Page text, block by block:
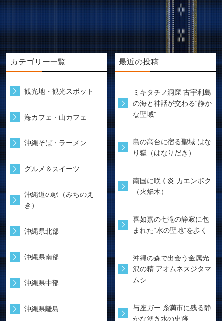
カテゴリー一覧
観光地・観光スポット
海カフェ・山カフェ
沖縄そば・ラーメン
グルメ＆スイーツ
沖縄道の駅（みちのえ
き）
沖縄県北部
沖縄県南部
沖縄県中部
沖縄県離島
最近の投稿
ミキタチノ洞窟 古宇利島
の海と神話が交わる“静か
な聖域”
島の高台に宿る聖域 はな
り嶽（はなりだき）
南国に咲く炎 カエンボク
（火焔木）
喜如嘉の七滝の静寂に包
まれた“水の聖地”を歩く
沖縄の森で出会う金属光
沢の精 アオムネスジタマ
ムシ
与座ガー 糸満市に残る静
かな湧き水の史跡